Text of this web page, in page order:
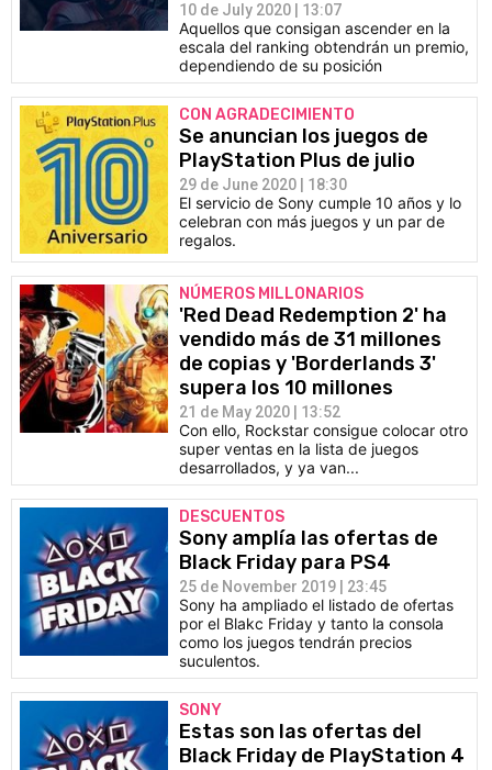
10 de July 2020 | 13:07
Aquellos que consigan ascender en la
escala del ranking obtendrán un premio,
dependiendo de su posición
CON AGRADECIMIENTO
Se anuncian los juegos de
PlayStation Plus de julio
29 de June 2020 | 18:30
El servicio de Sony cumple 10 años y lo
celebran con más juegos y un par de
regalos.
NÚMEROS MILLONARIOS
'Red Dead Redemption 2' ha
vendido más de 31 millones
de copias y 'Borderlands 3'
supera los 10 millones
21 de May 2020 | 13:52
Con ello, Rockstar consigue colocar otro
super ventas en la lista de juegos
desarrollados, y ya van...
DESCUENTOS
Sony amplía las ofertas de
Black Friday para PS4
25 de November 2019 | 23:45
Sony ha ampliado el listado de ofertas
por el Blakc Friday y tanto la consola
como los juegos tendrán precios
suculentos.
SONY
Estas son las ofertas del
Black Friday de PlayStation 4